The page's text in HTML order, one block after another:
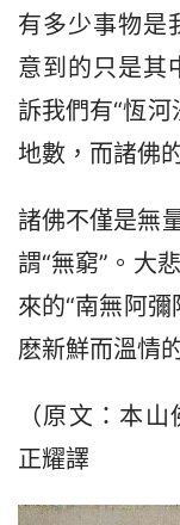
有多少事物是
意到的只是其
訴我們有“恆
地數，而諸佛
諸佛不僅是無
謂“無窮”。大
來的“南無阿
麽新鮮而溫情
（原文：本
正耀譯